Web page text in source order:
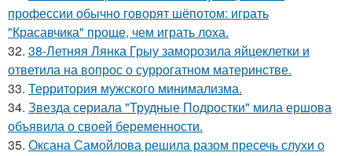
профессии обычно говорят шёпотом: играть
"Красавчика" проще, чем играть лоха.
32. 38-Летняя Лянка Грыу заморозила яйцеклетки и
ответила на вопрос о суррогатном материнстве.
33. Территория мужского минимализма.
34. Звезда сериала "Трудные Подростки" мила ершова
объявила о своей беременности.
35. Оксана Самойлова решила разом пресечь слухи о